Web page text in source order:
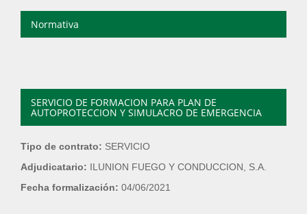
Normativa
SERVICIO DE FORMACION PARA PLAN DE
AUTOPROTECCION Y SIMULACRO DE EMERGENCIA
Tipo de contrato: SERVICIO
Adjudicatario: ILUNION FUEGO Y CONDUCCION, S.A.
Fecha formalización: 04/06/2021